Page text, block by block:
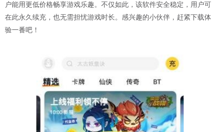
户能用更低价格畅享游戏乐趣。不仅如此，该软件安全稳定，用户可
在此永久续充，也无需担忧游戏时长。感兴趣的小伙伴，赶紧下载体
验一番吧！